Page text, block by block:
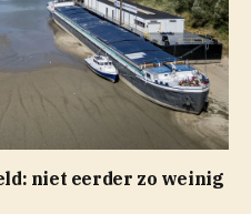
niet eerder zo weinig